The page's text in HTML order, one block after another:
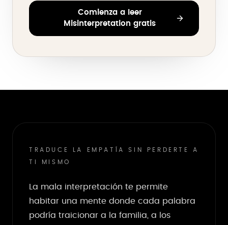
Comienza a leer
Misinterpretation gratis
TRADUCE LA EMPATÍA SIN PERDERTE A
TI MISMO
La mala interpretación te permite
habitar una mente donde cada palabra
podría traicionar a la familia, a los